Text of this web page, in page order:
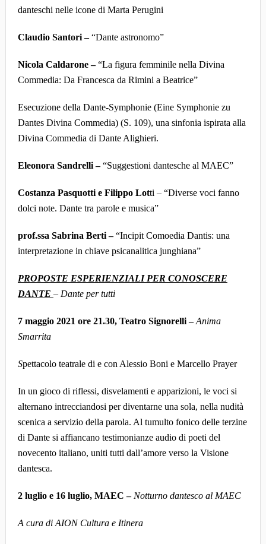
danteschi nelle icone di Marta Perugini
Claudio Santori –“Dante astronomo”
Nicola Caldarone –“La figura femminile nella Divina
Commedia: Da Francesca da Rimini a Beatrice”
Esecuzione della Dante-Symphonie (Eine Symphonie zu
Dantes Divina Commedia) (S. 109), una sinfonia ispirata alla
Divina Commedia di Dante Alighieri.
Eleonora Sandrelli –“Suggestioni dantesche al MAEC”
Costanza Pasquotti e Filippo Lotti – “Diverse voci fanno
dolci note. Dante tra parole e musica”
prof.ssa Sabrina Berti –“Incipit Comoedia Dantis: una
interpretazione in chiave psicanalitica junghiana”
PROPOSTE ESPERIENZIALI PER CONOSCERE
DANTE – Dante per tutti
7 maggio 2021 ore 21.30, Teatro Signorelli –Anima
Smarrita
Spettacolo teatrale di e con Alessio Boni e Marcello Prayer
In un gioco di riflessi, disvelamenti e apparizioni, le voci si
alternano intrecciandosi per diventarne una sola, nella nudità
scenica a servizio della parola. Al tumulto fonico delle terzine
di Dante si affiancano testimonianze audio di poeti del
novecento italiano, uniti tutti dall’amore verso la Visione
dantesca.
2 luglio e 16 luglio, MAEC – Notturno dantesco al MAEC
A cura di AION Cultura e Itinera